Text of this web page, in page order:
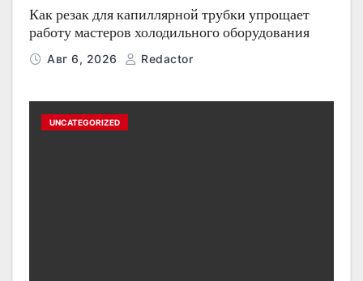
Как резак для капиллярной трубки упрощает
работу мастеров холодильного оборудования
Авг 6, 2026 Redactor
UNCATEGORIZED